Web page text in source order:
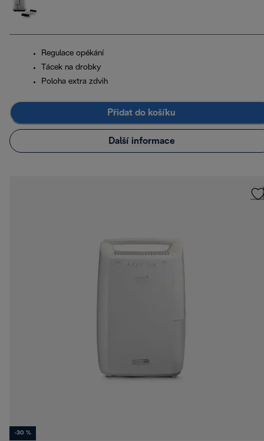
Regulace opékání
Tácek na drobky
Poloha extra zdvih
Přidat do košíku
Další informace
-30 %